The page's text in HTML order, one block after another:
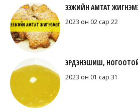
ЭЭЖИЙН АМТАТ
2023 он 02 сар 22
ЭРДЭНЭШИШ,
2023 он 01 сар 31